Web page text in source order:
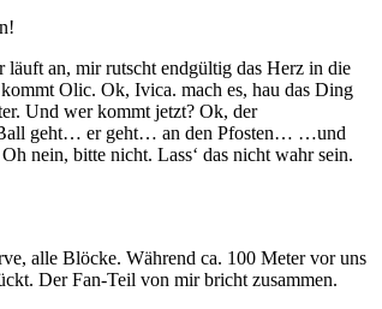
läuft an, mir rutscht endgültig das Herz in die
Olic. Ok, Ivica. mach es, hau das Ding
Und wer kommt jetzt? Ok, der
Ball geht… er geht… an den Pfosten… …und
nein, bitte nicht. Lass‘ das nicht wahr sein.
alle Blöcke. Während ca. 100 Meter vor uns
Der Fan-Teil von mir bricht zusammen.